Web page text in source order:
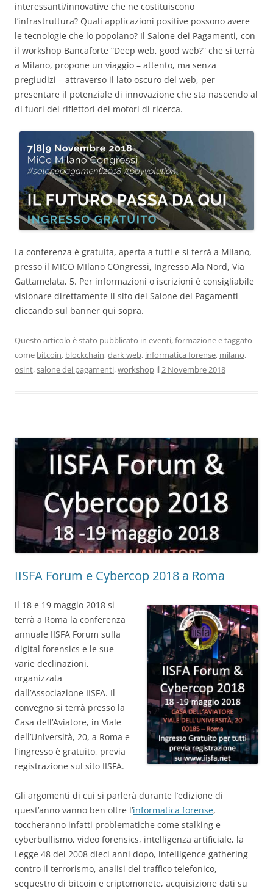
interessanti/innovative che ne costituiscono
l’infrastruttura? Quali applicazioni positive possono avere
le tecnologie che lo popolano? Il Salone dei Pagamenti, con
il workshop Bancaforte “Deep web, good web?” che si terrà
a Milano, propone un viaggio – attento, ma senza
pregiudizi – attraverso il lato oscuro del web, per
presentare il potenziale di innovazione che sta nascendo al
di fuori dei riflettori dei motori di ricerca.
La conferenza è gratuita, aperta a tutti e si terrà a Milano,
presso il MICO MIlano COngressi, Ingresso Ala Nord, Via
Gattamelata, 5. Per informazioni o iscrizioni è consigliabile
visionare direttamente il sito del Salone dei Pagamenti
cliccando sul banner qui sopra.
Questo articolo è stato pubblicato in eventi,formazionee taggato
come bitcoin, blockchain,dark web, informatica forense, milano,
osint,salone dei pagamenti,workshop il2 Novembre 2018
IISFA Forum e Cybercop 2018 a Roma
Il 18 e 19 maggio 2018 si
terrà a Roma la conferenza
annuale IISFA Forum sulla
digital forensics e le sue
varie declinazioni,
organizzata
dall’Associazione IISFA. Il
convegno si terrà presso la
Casa dell’Aviatore, in Viale
dell’Università, 20, a Roma e
l’ingresso è gratuito, previa
registrazione sul sito IISFA.
Gli argomenti di cui si parlerà durante l’edizione di
quest’anno vanno ben oltre l’informatica forense,
toccheranno infatti problematiche come stalking e
cyberbullismo, video forensics, intelligenza artificiale, la
Legge 48 del 2008 dieci anni dopo, intelligence gathering
contro il terrorismo, analisi del traffico telefonico,
sequestro di bitcoin e criptomonete, acquisizione dati su